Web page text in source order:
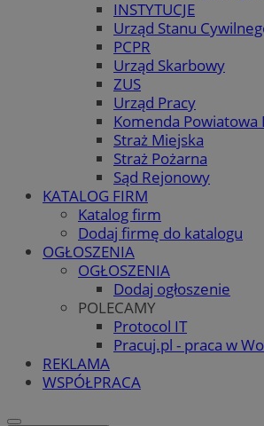
INSTYTUCJE
Urząd Stanu
PCPR
Urząd Skarbowy
ZUS
Urząd Pracy
Komenda Powiatowa
Straż Miejska
Straż Pożarna
Sąd Rejonowy
KATALOG FIRM
Katalog firm
Dodaj firmę do katalogu
OGŁOSZENIA
OGŁOSZENIA
Dodaj ogłoszenie
POLECAMY
Protocol IT
Pracuj.pl - praca w
REKLAMA
WSPÓŁPRACA